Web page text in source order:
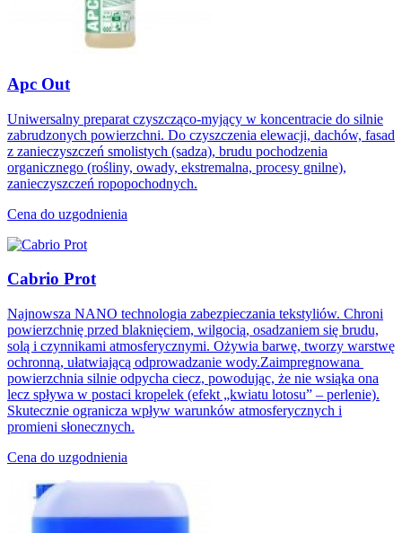
Apc Out
Uniwersalny preparat czyszcząco-myjący w koncentracie do silnie
zabrudzonych powierzchni. Do czyszczenia elewacji, dachów, fasad
z zanieczyszczeń smolistych (sadza), brudu pochodzenia
organicznego (rośliny, owady, ekstremalna, procesy gnilne),
zanieczyszczeń ropopochodnych.
Cena do uzgodnienia
Cabrio Prot
Najnowsza NANO technologia zabezpieczania tekstyliów. Chroni
powierzchnię przed blaknięciem, wilgocią, osadzaniem się brudu,
solą i czynnikami atmosferycznymi. Ożywia barwę, tworzy warstwę
ochronną, ułatwiającą odprowadzanie wody.Zaimpregnowana
powierzchnia silnie odpycha ciecz, powodując, że nie wsiąka ona
lecz spływa w postaci kropelek (efekt „kwiatu lotosu” – perlenie).
Skutecznie ogranicza wpływ warunków atmosferycznych i
promieni słonecznych.
Cena do uzgodnienia